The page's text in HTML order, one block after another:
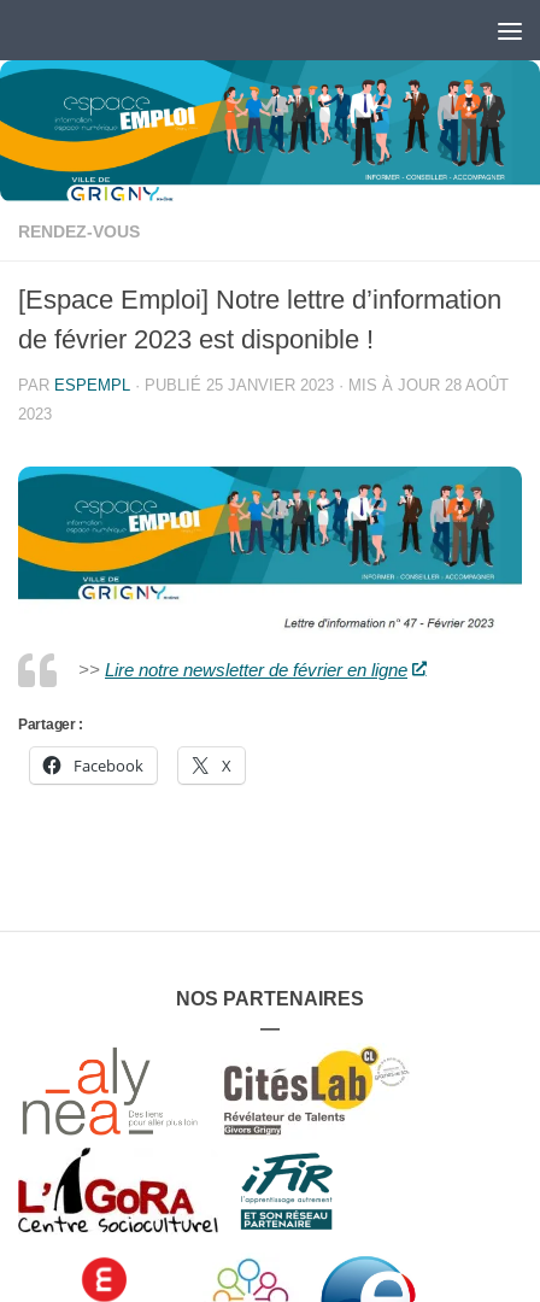
Ouvrir la barre d’outils
RENDEZ-VOUS
[Espace Emploi] Notre lettre d’information
de février 2023 est disponible !
PAR ESPEMPL · PUBLIÉ 25 JANVIER 2023 · MIS À JOUR 28 AOÛT
2023
>> Lire notre newsletter de février en ligne
Partager :
Facebook X
NOS PARTENAIRES
—